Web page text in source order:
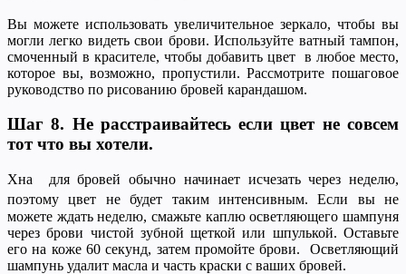
Вы можете использовать увеличительное зеркало, чтобы вы
могли легко видеть свои брови. Используйте ватный тампон,
смоченный в красителе, чтобы добавить цвет в любое место,
которое вы, возможно, пропустили. Рассмотрите пошаговое
руководство по рисованию бровей карандашом.
Шаг 8. Не расстраивайтесь если цвет не совсем
тот что вы хотели.
Хна для бровей обычно начинает исчезать через неделю,
поэтому цвет не будет таким интенсивным.Если вы не
можете ждать неделю, смажьте каплю осветляющего шампуня
через брови чистой зубной щеткой или шпулькой. Оставьте
его на коже 60 секунд, затем промойте брови. Осветляющий
шампунь удалит масла и часть краски с ваших бровей.